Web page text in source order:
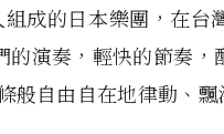
成的日本樂團，在台
的演奏，輕快的節奏
般自由自在地律動、